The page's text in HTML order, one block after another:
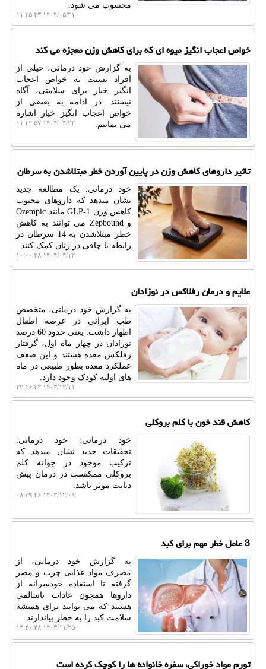
محسوب می شود.
۱۴۰۴/۰۵/۳۱ ۱۱:۲۵:۴۳
خواص اعجاب انگیز میوه ای که برای کاهش وزن معجزه می کند
به گزارش خود درمانی، خیلی از
افراد نسبت به خواص اعجاب
انگیز خیار برای سلامتی، آگاه
نیستند. در ادامه به بعضی از
خواص اعجاب انگیز خیار اشاره
می نماییم.
۱۴۰۴/۰۴/۲۲ ۱۱:۳۴:۵۷
تاثیر داروهای کاهش وزن در پایین آوردن خطر مبتلاشدن به سرطان
خود درمانی: یک مطالعه جدید
نشان میدهد که داروهای محبوب
کاهش وزن GLP-1 مانند Ozempic
و Zepbound می توانند به کاهش
خطر مبتلاشدن به 14 سرطان در
رابطه با چاقی در زنان کمک کنند.
۱۴۰۴/۰۴/۱۲ ۱۰:۰۰:۲۸
علایم و درمان رفلاکس در نوزادان
به گزارش خود درمانی، متخصص
طب ایرانی در عرصه اطفال
اظهار داشت: یعنی حدود 60 درصد
نوزادان در چهار ماه اول، گرفتار
رفلکس معده هستند و این ضعف
عملکرد معده بطور طبیعی در ماه
های اولیه کودک وجود دارد.
۱۴۰۳/۱۲/۱۱ ۲۲:۱۶:۳۲
کاهش قند خون با کلم بروکلی
خود درمانی: خود درمانی:
تحقیقات جدید نشان میدهد که
ترکیب موجود در جوانه کلم
بروکلی ممکنست در درمان پیش
دیابت موثر باشد.
۱۴۰۳/۱۲/۰۹ ۰۸:۳۹:۴۶
3 عامل خطر مهم برای کبد
به گزارش خود درمانی، از
مصرف مواد غذایی چرب و مضر
گرفته تا استفاده خودسرانه از
داروها همچون عادات ناسالمی
هستند که می توانند برای همیشه
سلامت کبد را به خطر بیاندازند.
۱۴۰۳/۱۱/۲۵ ۱۴:۴۰:۴۸
تورم مواد خوراکی، سفره خانواده ها را کوچک کرده است